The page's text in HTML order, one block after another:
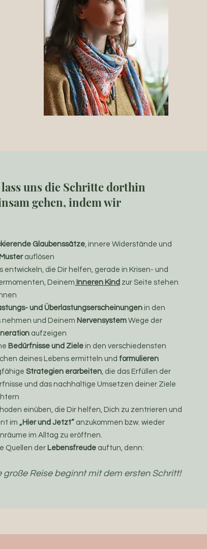
uns die Schritte dorthin
gehen, indem wir
Glaubenssätze, innere Widerstände und
Muster auflösen
entwickeln, die Dir helfen, gerade in Krisen- und
Deinem Inneren Kind zur Seite stehen
und Überlastungserscheinungen in den
nehmen und Deinem Nervensystem Wege der
aufzeigen
Bedürfnisse und Ziele in den verschiedensten
deines Lebens ermitteln und formulieren
Strategien erarbeiten, die das Erfüllen der
und das nachhaltige Umsetzen deiner Ziele
einüben, die Dir helfen, Dich zu zentrieren und
im „Hier und Jetzt“ anzukommen bzw. wieder
im Alltag zu eröffnen.
Quellen der Lebensfreude auftun, denn:
große Reise beginnt mit dem ersten Schritt!